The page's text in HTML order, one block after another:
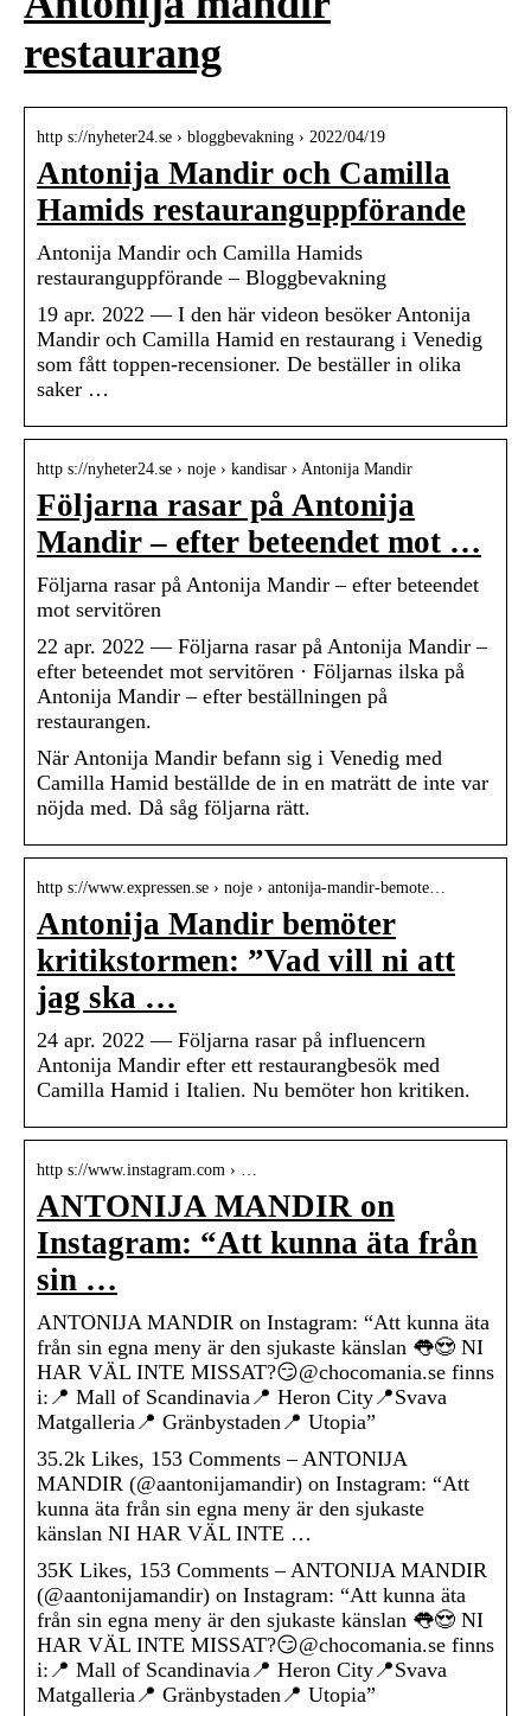
restaurang
http s://nyheter24.se › bloggbevakning › 2022/04/19
Antonija Mandir och Camilla
Hamids restauranguppförande
Antonija Mandir och Camilla Hamids
restauranguppförande – Bloggbevakning
19 apr. 2022 — I den här videon besöker Antonija
Mandir och Camilla Hamid en restaurang i Venedig
som fått toppen-recensioner. De beställer in olika
saker …
http s://nyheter24.se › noje › kandisar › Antonija Mandir
Följarna rasar på Antonija
Mandir – efter beteendet mot …
Följarna rasar på Antonija Mandir – efter beteendet
mot servitören
22 apr. 2022 — Följarna rasar på Antonija Mandir –
efter beteendet mot servitören · Följarnas ilska på
Antonija Mandir – efter beställningen på
restaurangen.
När Antonija Mandir befann sig i Venedig med
Camilla Hamid beställde de in en maträtt de inte var
nöjda med. Då såg följarna rätt.
http s://www.expressen.se › noje › antonija-mandir-bemote…
Antonija Mandir bemöter
kritikstormen: ”Vad vill ni att
jag ska …
24 apr. 2022 — Följarna rasar på influencern
Antonija Mandir efter ett restaurangbesök med
Camilla Hamid i Italien. Nu bemöter hon kritiken.
http s://www.instagram.com › …
ANTONIJA MANDIR on
Instagram: “Att kunna äta från
sin …
ANTONIJA MANDIR on Instagram: “Att kunna äta
från sin egna meny är den sjukaste känslan 👅😍 NI
HAR VÄL INTE MISSAT?😏@chocomania.se finns
i:📍 Mall of Scandinavia📍 Heron City📍Svava
Matgalleria📍 Gränbystaden📍 Utopia”
35.2k Likes, 153 Comments – ANTONIJA
MANDIR (@aantonijamandir) on Instagram: “Att
kunna äta från sin egna meny är den sjukaste
känslan NI HAR VÄL INTE …
35K Likes, 153 Comments – ANTONIJA MANDIR
(@aantonijamandir) on Instagram: “Att kunna äta
från sin egna meny är den sjukaste känslan 👅😍 NI
HAR VÄL INTE MISSAT?😏@chocomania.se finns
i:📍 Mall of Scandinavia📍 Heron City📍Svava
Matgalleria📍 Gränbystaden📍 Utopia”